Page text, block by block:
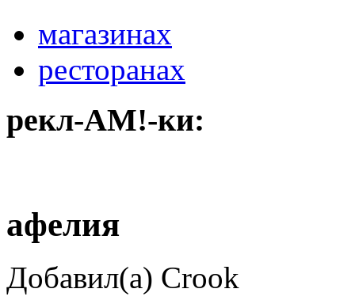
магазинах
ресторанах
рекл-АМ!-ки:
афелия
Добавил(а) Crook